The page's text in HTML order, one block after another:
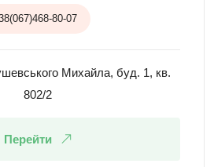
80-07
Михайла, буд. 1, кв.
802/2
Перейти